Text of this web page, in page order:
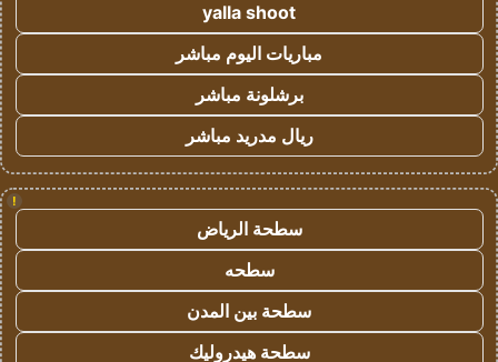
yalla shoot
مباريات اليوم مباشر
برشلونة مباشر
ريال مدريد مباشر
!
سطحة الرياض
سطحه
سطحة بين المدن
سطحة هيدروليك